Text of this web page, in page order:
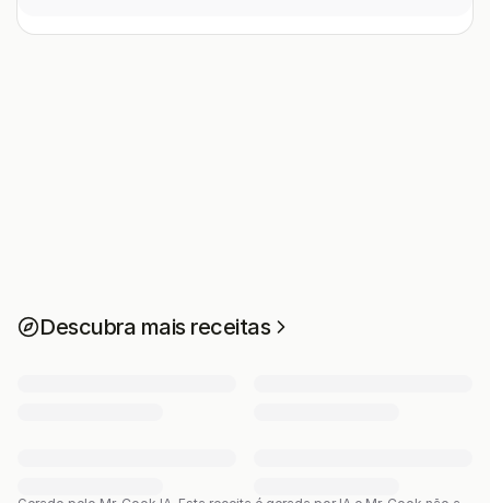
Descubra mais receitas